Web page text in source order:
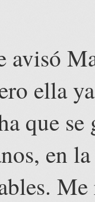
ella
que
en